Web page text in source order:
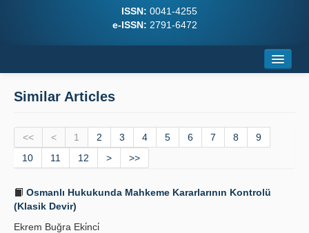
ISSN: 0041-4255
e-ISSN: 2791-6472
Journal Boards
Writing Rules
Principles
Similar Articles
<< < 1 2 3 4 5 6 7 8
9
10
11 12 > >>
Osmanlı Hukukunda Mahkeme Kararlarının Kontrolü
(Klasik Devir)
Ekrem Buğra Eki̇nci̇